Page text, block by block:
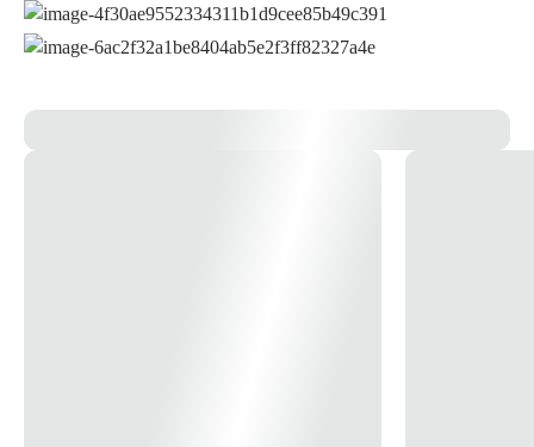
Cartão de
Crédito
Steck O quadro de distribuição é um produto destinado a receber
energia elétrica de 1 ou mais fontes de alimentação e distribui-las a 1 ou
mais circuitos. Destina-se a abrigar um ou mais dispositivos de proteção
ele com a finalidade de distribuir a energia elétrica aos diversos
necessária, estão previstas as especificações nas normas: nbr 5410 e nr